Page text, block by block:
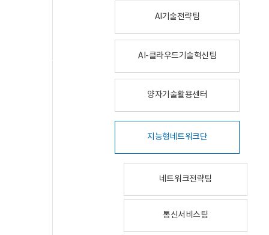
AI기술전략팀
AI-클라우드기술혁신팀
양자기술활용센터
지능형네트워크단
네트워크전략팀
통신서비스팀